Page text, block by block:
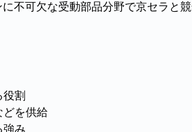
不可欠な受動部品分野で京セラと
割
を供給
み